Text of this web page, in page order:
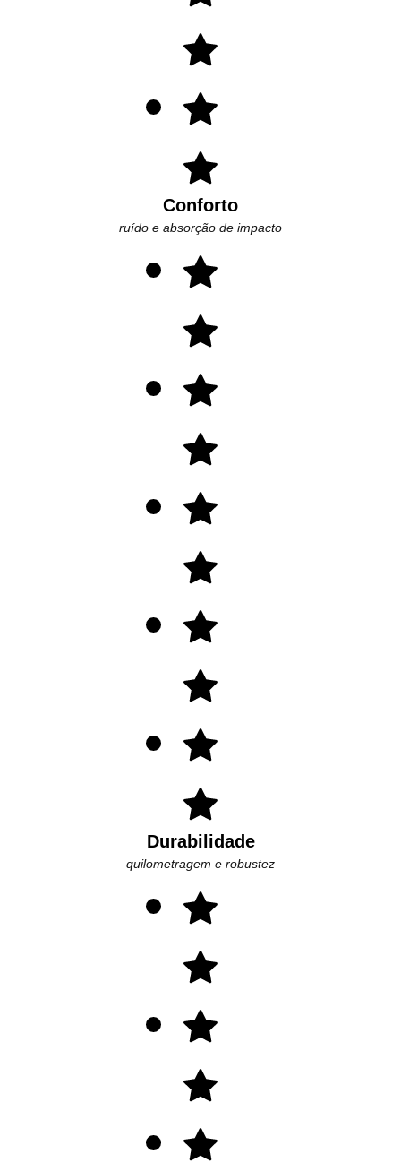
Conforto
ruído e absorção de impacto
Durabilidade
quilometragem e robustez